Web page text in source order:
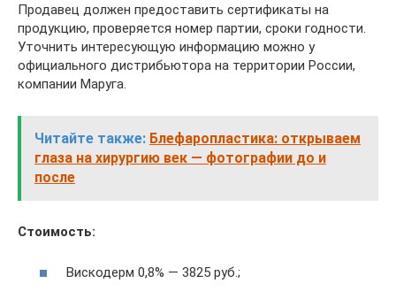
Продавец должен предоставить сертификаты на
продукцию, проверяется номер партии, сроки годности.
Уточнить интересующую информацию можно у
официального дистрибьютора на территории России,
компании Маруга.
Читайте также: Блефаропластика: открываем
глаза на хирургию век — фотографии до и
после
Стоимость:
Вискодерм 0,8% — 3825 руб.;